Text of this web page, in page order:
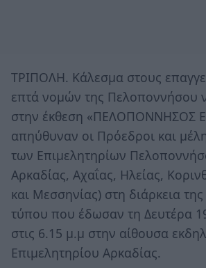
ΤΡΙΠΟΛΗ. Κάλεσμα στους
επτά νομών της Πελοποννήσου
στην έκθεση «ΠΕΛΟΠΟΝΝΗΣΟΣ
απηύθυναν οι Πρόεδροι και
των Επιμελητηρίων
Αρκαδίας, Αχαΐας, Ηλείας,
και Μεσσηνίας) στη διάρκεια
τύπου που έδωσαν τη Δευτέρα
στις 6.15 μ.μ στην αίθουσα
Επιμελητηρίου Αρκαδίας.